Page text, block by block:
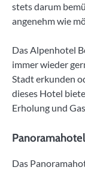
stets darum
angenehm wie
Das Alpenhotel
immer wieder
Stadt erkunden
dieses Hotel
Erholung und
Das